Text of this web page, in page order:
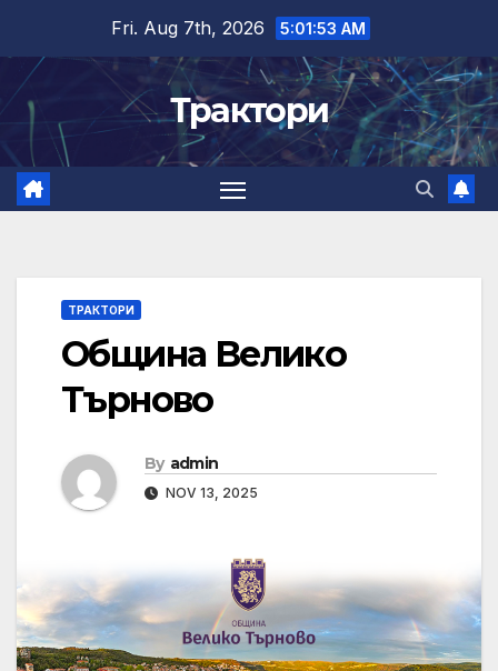
content
Fri. Aug 7th, 2026 5:01:53 AM
Трактори
ТРАКТОРИ
Община Велико
Търново
By admin
NOV 13, 2025